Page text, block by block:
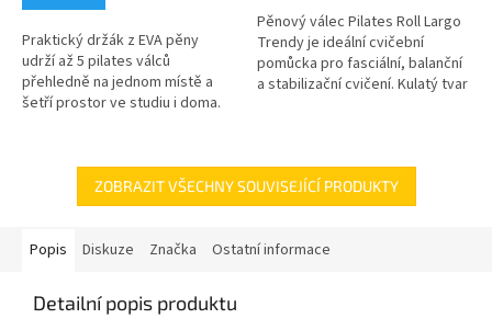
Praktický držák z EVA pěny
udrží až 5 pilates válců
přehledně na jednom místě a
šetří prostor ve studiu i doma.
hvězdiček.
Pěnový válec Pilates Roll Largo
Trendy je ideální cvičební
pomůcka pro fasciální, balanční
a stabilizační cvičení. Kulatý tvar
ZOBRAZIT VŠECHNY SOUVISEJÍCÍ PRODUKTY
Popis Diskuze Značka Ostatní informace
Detailní popis produktu